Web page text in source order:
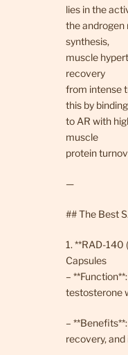
lies in the
the androgen
synthesis,
muscle
recovery
from intense
this by binding
to AR with
muscle
protein
—
## The Best
1. **RAD-140
Capsules
–
testosterone
–
recovery,